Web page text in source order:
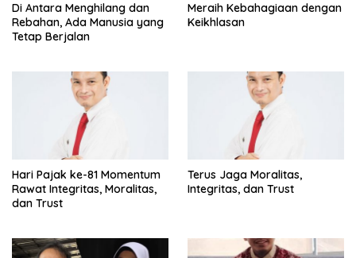
Di Antara Menghilang dan
Rebahan, Ada Manusia yang
Tetap Berjalan
Meraih Kebahagiaan dengan
Keikhlasan
Hari Pajak ke-81 Momentum
Rawat Integritas, Moralitas,
dan Trust
Terus Jaga Moralitas,
Integritas, dan Trust